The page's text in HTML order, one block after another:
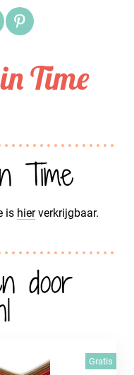
Time
Time
is hierverkrijgbaar.
door
Gratis